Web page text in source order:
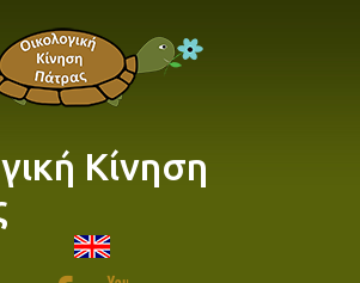
Κίνηση